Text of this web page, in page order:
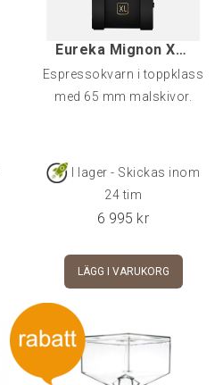
Eureka Mignon XL 65, Svart
Espressokvarn i toppklass
med 65 mm malskivor.
I lager - Skickas inom
24 tim
6 995 kr
LÄGG I VARUKORG